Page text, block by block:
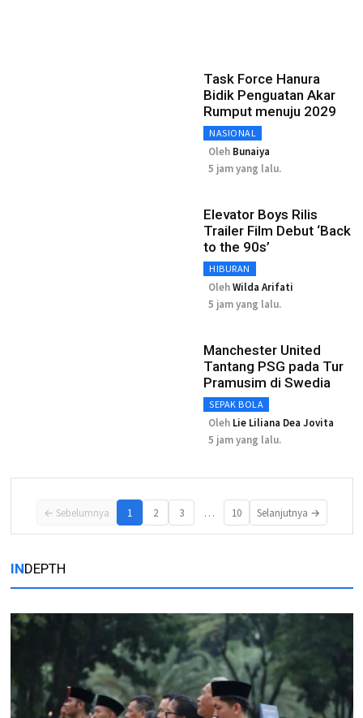
Task Force Hanura
Bidik Penguatan Akar
Rumput menuju 2029
NASIONAL
Oleh Bunaiya
5 jam yang lalu.
Elevator Boys Rilis
Trailer Film Debut ‘Back
to the 90s’
HIBURAN
OlehWilda Arifati
5 jam yang lalu.
Manchester United
Tantang PSG pada Tur
Pramusim di Swedia
SEPAK BOLA
Oleh Lie Liliana Dea Jovita
5 jam yang lalu.
← Sebelumnya 1 2 3 … 10 Selanjutnya →
INDEPTH